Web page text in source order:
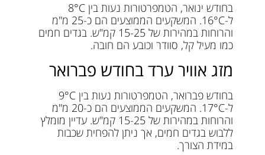
בחודש ינואר, הטמפרטורות נעות בין 8°C
ל-16°C. המשקעים הממוצעים הם כ-25 מ"מ
והרוחות במהירות של 15-25 קמ"ש. בגדים חמים
כמו מעיל קל, סוודר וכובע הם חובה.
מזג אוויר ערד בחודש פברואר
בחודש פברואר, הטמפרטורות נעות בין 9°C
ל-17°C. המשקעים הממוצעים הם כ-20 מ"מ
והרוחות במהירות של 15-25 קמ"ש. עדיין מומלץ
ללבוש בגדים חמים, אך ניתן להפחית שכבות
במידת הצורך.